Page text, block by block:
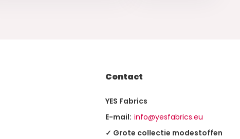
Contact
YES Fabrics
E-mail: info@yesfabrics.eu
✓ Grote collectie modestoffen